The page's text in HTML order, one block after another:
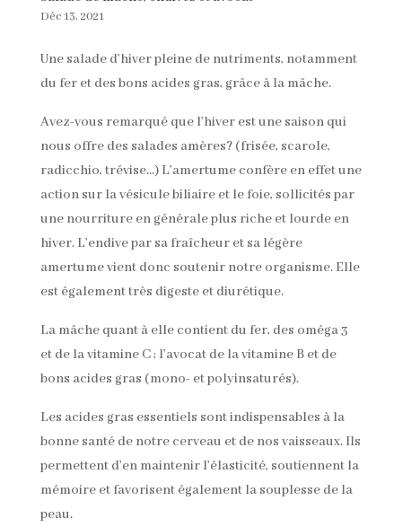
Déc 13, 2021
Une salade d’hiver pleine de nutriments, notamment
du fer et des bons acides gras, grâce à la mâche.
Avez-vous remarqué que l’hiver est une saison qui
nous offre des salades amères? (frisée, scarole,
radicchio, trévise…) L’amertume confère en effet une
action sur la vésicule biliaire et le foie, sollicités par
une nourriture en générale plus riche et lourde en
hiver. L’endive par sa fraîcheur et sa légère
amertume vient donc soutenir notre organisme. Elle
est également très digeste et diurétique.
La mâche quant à elle contient du fer, des oméga 3
et de la vitamine C ; l’avocat de la vitamine B et de
bons acides gras (mono- et polyinsaturés).
Les acides gras essentiels sont indispensables à la
bonne santé de notre cerveau et de nos vaisseaux. Ils
permettent d’en maintenir l’élasticité, soutiennent la
mémoire et favorisent également la souplesse de la
peau.